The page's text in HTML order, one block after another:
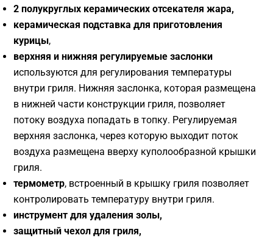
2 полукруглых керамических отсекателя жара,
керамическая подставка для приготовления
курицы,
верхняя и нижняя регулируемые заслонки
используются для регулирования температуры
внутри гриля. Нижняя заслонка, которая размещена
в нижней части конструкции гриля, позволяет
потоку воздуха попадать в топку. Регулируемая
верхняя заслонка, через которую выходит поток
воздуха размещена вверху куполообразной крышки
гриля.
термометр, встроенный в крышку гриля позволяет
контролировать температуру внутри гриля.
инструмент для удаления золы,
защитный чехол для гриля,